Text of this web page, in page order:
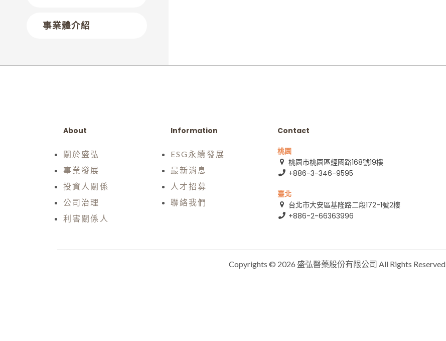
事業體介紹
About
關於盛弘
事業發展
投資人關係
公司治理
利害關係人
Information
ESG永續發展
最新消息
人才招募
聯絡我們
Contact
桃園
桃園市桃園區經國路168號19樓
+886-3-346-9595
臺北
台北市大安區基隆路二段172-1號2樓
+886-2-66363996
Copyrights © 2026 盛弘醫藥股份有限公司 All Rights Reserved